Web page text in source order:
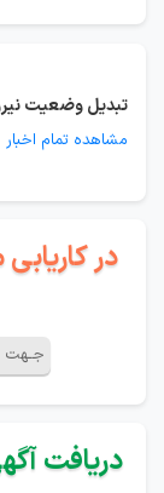
تبدیل وضعیت
مشاهده تمام اخبار
در
جـهت
دریافت